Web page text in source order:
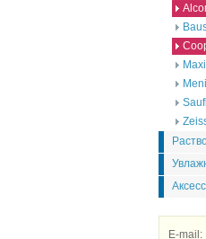
E-mail: